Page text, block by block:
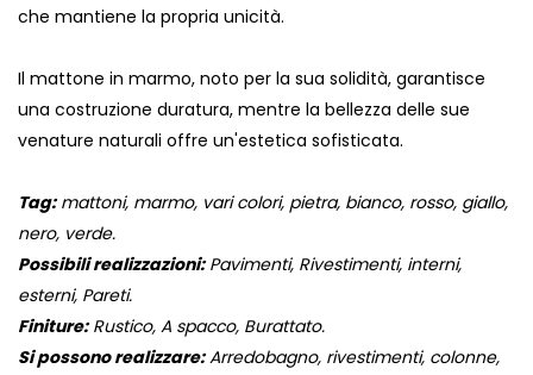
che mantiene la propria unicità.
Il mattone in marmo, noto per la sua solidità, garantisce
una costruzione duratura, mentre la bellezza delle sue
venature naturali offre un'estetica sofisticata.
Tag:mattoni, marmo, vari colori, pietra, bianco, rosso, giallo,
nero, verde.
Possibili realizzazioni:Pavimenti, Rivestimenti, interni,
esterni, Pareti.
Finiture:Rustico, A spacco, Burattato.
Si possono realizzare:Arredobagno, rivestimenti, colonne,